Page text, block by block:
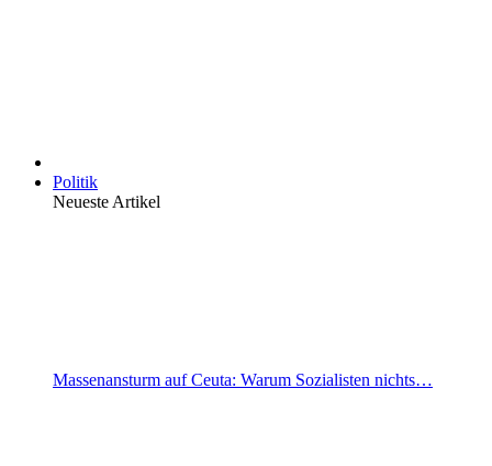
Politik
Neueste Artikel
Massenansturm auf Ceuta: Warum Sozialisten nichts…